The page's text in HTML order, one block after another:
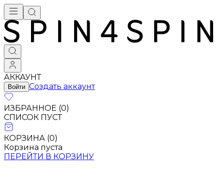
АККАУНТ
Войти Создать аккаунт
ИЗБРАННОЕ (0)
СПИСОК ПУСТ
КОРЗИНА (0)
Корзина пуста
ПЕРЕЙТИ В КОРЗИНУ